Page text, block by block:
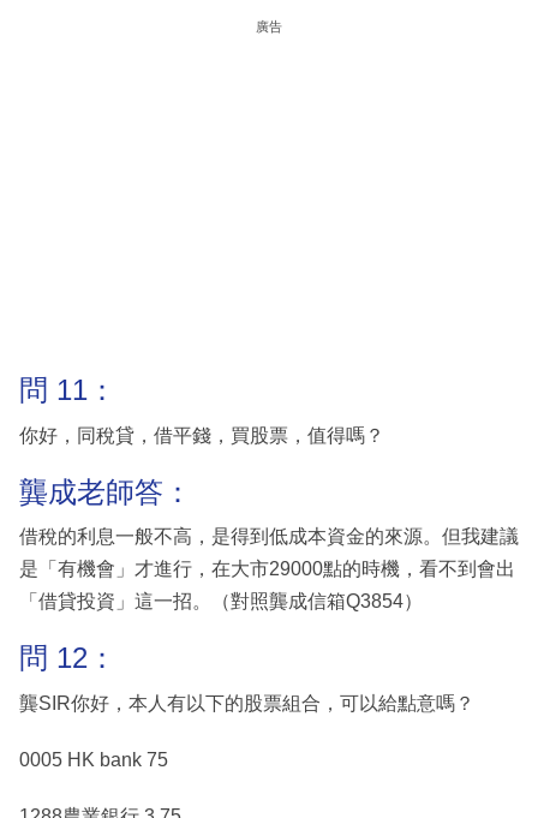
廣告
問 11：
你好，同稅貸，借平錢，買股票，值得嗎？
龔成老師答：
借稅的利息一般不高，是得到低成本資金的來源。但我建議
是「有機會」才進行，在大市29000點的時機，看不到會出
「借貸投資」這一招。（對照龔成信箱Q3854）
問 12：
龔SIR你好，本人有以下的股票組合，可以給點意嗎？
0005 HK bank 75